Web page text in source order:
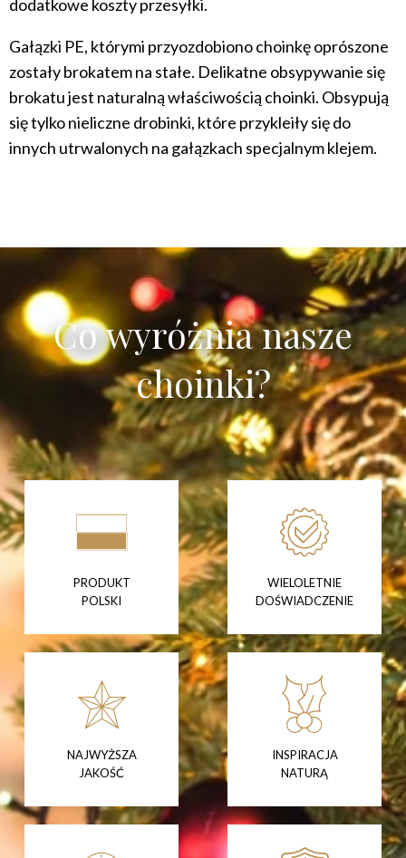
dodatkowe koszty przesyłki.
Gałązki PE, którymi przyozdobiono choinkę oprószone
zostały brokatem na stałe. Delikatne obsypywanie się
brokatu jest naturalną właściwością choinki. Obsypują
się tylko nieliczne drobinki, które przykleiły się do
innych utrwalonych na gałązkach specjalnym klejem.
Co wyróżnia nasze
choinki?
PRODUKT
POLSKI
WIELOLETNIE
DOŚWIADCZENIE
NAJWYŻSZA
JAKOŚĆ
INSPIRACJA
NATURĄ